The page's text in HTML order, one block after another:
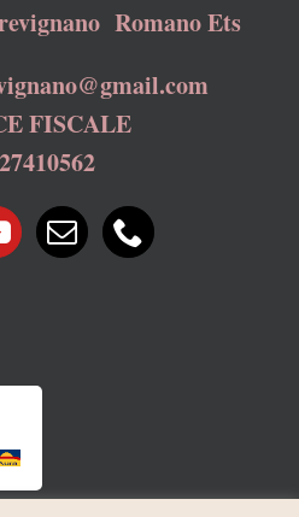
Romano Ets
FISCALE